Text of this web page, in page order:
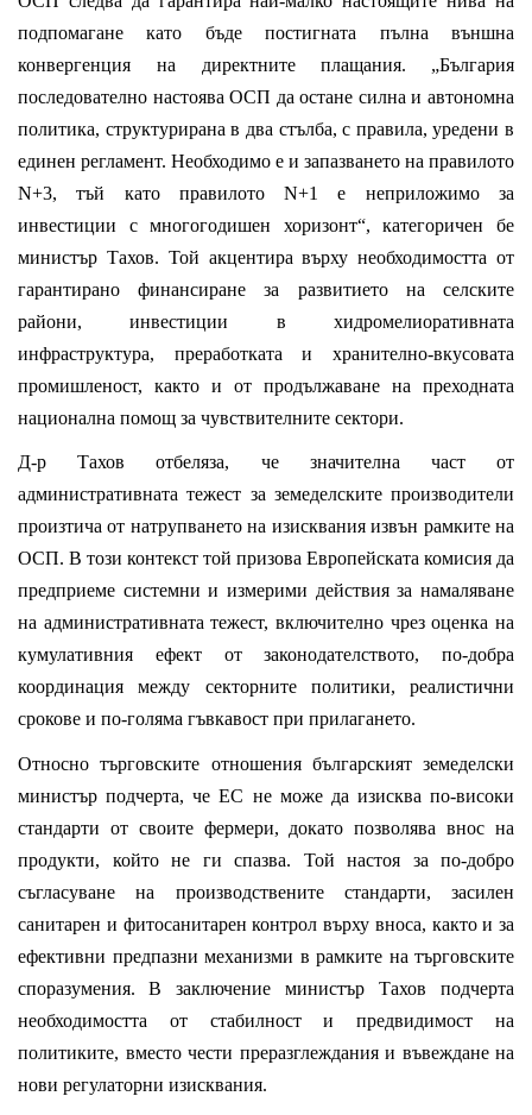
подпомагане като бъде постигната пълна външна
конвергенция на директните плащания.
„България
последователно настоява ОСП да остане силна и автономна
политика, структурирана в два стълба, с правила, уредени в
единен регламент. Необходимо е и запазването на правилото
N+3, тъй като правилото N+1 е неприложимо за
инвестиции с многогодишен хоризонт“, категоричен бе
министър Тахов. Той акцентира върху необходимостта от
гарантирано финансиране за развитието на селските
райони, инвестиции в хидромелиоративната
инфраструктура, преработката и хранително-вкусовата
промишленост, както и от продължаване на преходната
национална помощ за чувствителните сектори.
Д-р Тахов отбеляза, че значителна част от
административната тежест за земеделските производители
произтича от натрупването на изисквания извън рамките на
ОСП. В този контекст той призова Европейската комисия да
предприеме системни и измерими действия за намаляване
на административната тежест, включително чрез оценка на
кумулативния ефект от законодателството, по-добра
координация между секторните политики, реалистични
срокове и по-голяма гъвкавост при прилагането.
Относно търговските отношения българският земеделски
министър подчерта, че ЕС не може да изисква по-високи
стандарти от своите фермери, докато позволява внос на
продукти, който не ги спазва. Той настоя за по-добро
съгласуване на производствените стандарти, засилен
санитарен и фитосанитарен контрол върху вноса, както и за
ефективни предпазни механизми в рамките на търговските
споразумения.
В заключение министър Тахов подчерта
необходимостта от стабилност и предвидимост на
политиките, вместо чести преразглеждания и въвеждане на
нови регулаторни изисквания.